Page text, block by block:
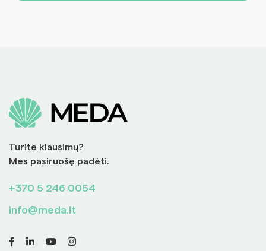
Turite klausimų?
Mes pasiruošę padėti.
+370 5 246 0054
info@meda.lt